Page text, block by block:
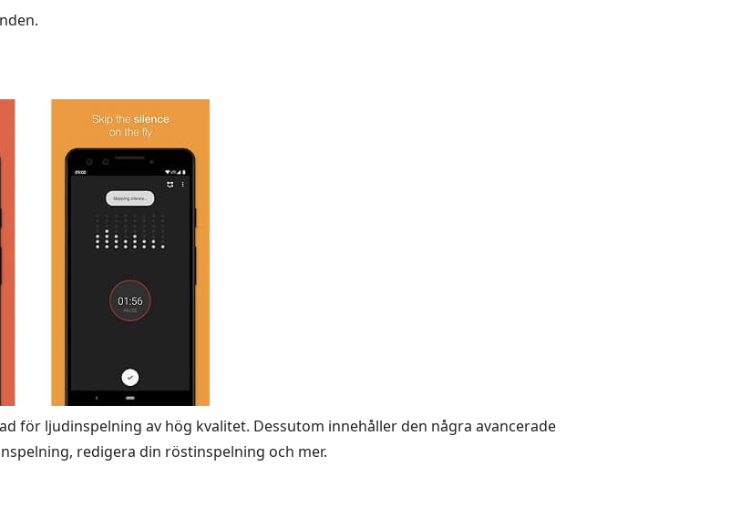
för ljudinspelning av hög kvalitet. Dessutom innehåller den några avancerade
redigera din röstinspelning och mer.